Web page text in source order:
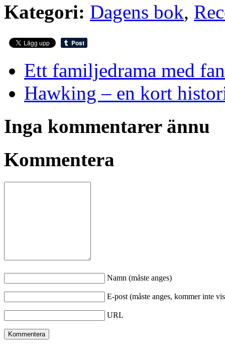
Kategori: Dagens bok,
Ett familjedrama med
Hawking – en kort
Inga kommentarer ännu
Kommentera
Namn (måste anges)
E-post (måste anges, kommer inte
URL